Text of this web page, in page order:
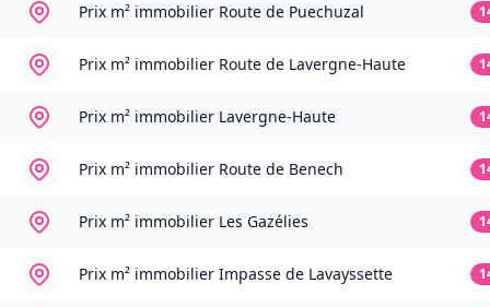
Prix m² immobilier Route de Puechuzal
Prix m² immobilier Route de Lavergne-Haute
Prix m² immobilier Lavergne-Haute
Prix m² immobilier Route de Benech
Prix m² immobilier Les Gazélies
Prix m² immobilier Impasse de Lavayssette